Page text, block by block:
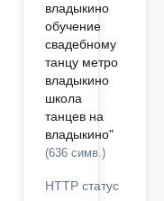
владыкино
обучение
свадебному
танцу метро
владыкино
школа
танцев на
владыкино"
(636 симв.)
HTTP статус